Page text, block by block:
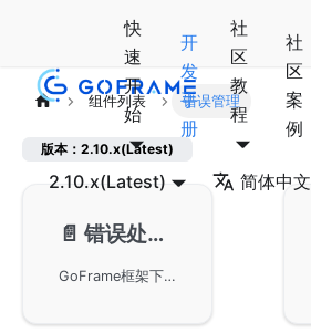
快
速
开
始
开
发
手
册
社
区
教
程
社
区
案
例
2.10.x(Latest) 简体中文
组件列表 错误管理
版本：2.10.x(Latest)
📄️ 错误处理-gerror
GoFrame框架下的gerror模块用于错误处理。gerror模块作为GoFrame的核心组件，提供了统一的错误处理机制，提升了代码的可读性和可维护性，适用于Go语言的软件开发。